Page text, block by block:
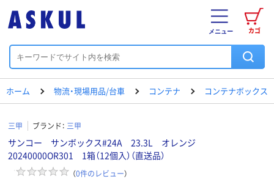
カゴ
メニュー
ホーム 物流・現場用品/台車 コンテナ コンテナボックス
三甲 ブランド： 三甲
サンコー サンボックス#24A 23.3L オレンジ
20240000OR301 1箱（12個入）（直送品）
（0件のレビュー）